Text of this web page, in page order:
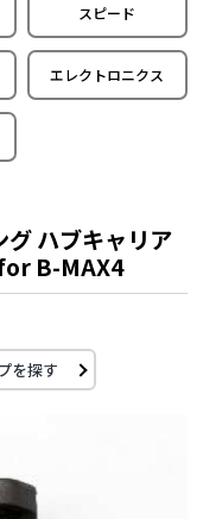
スピード
エレクトロニクス
ハブキャリア
B-MAX4
を探す